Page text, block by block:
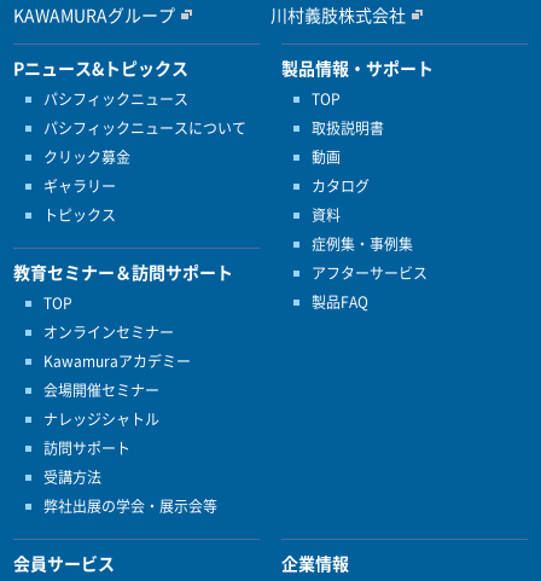
KAWAMURAグループ 川村義肢株式会社
Pニュース&トピックス
パシフィックニュース
パシフィックニュースについて
クリック募金
ギャラリー
トピックス
教育セミナー＆訪問サポート
TOP
オンラインセミナー
Kawamuraアカデミー
会場開催セミナー
ナレッジシャトル
訪問サポート
受講方法
弊社出展の学会・展示会等
製品情報・サポート
TOP
取扱説明書
動画
カタログ
資料
症例集・事例集
アフターサービス
製品FAQ
会員サービス 企業情報